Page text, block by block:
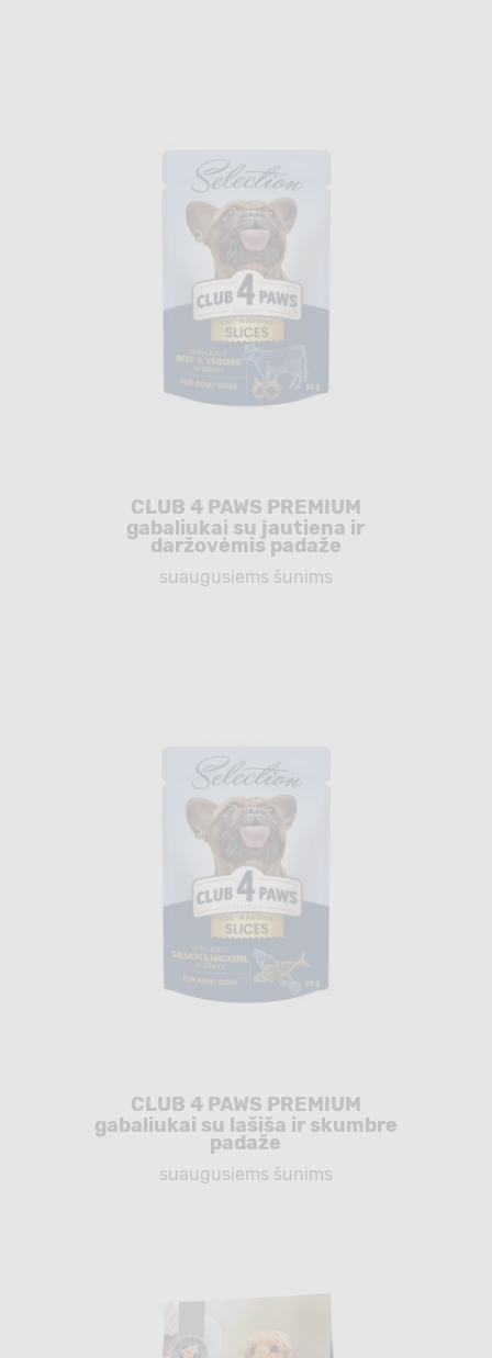
CLUB 4 PAWS PREMIUM
gabaliukai su jautiena ir
daržovėmis padaže
suaugusiems šunims
CLUB 4 PAWS PREMIUM
gabaliukai su lašiša ir skumbre
padaže
suaugusiems šunims